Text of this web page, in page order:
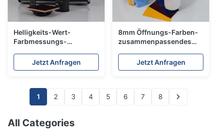
Helligkeits-Wert-
Farbmessungs-
Yxy für Straßen-Linie
Farben
Jetzt Anfragen
8mm Öffnungs-Farben-
zusammenpassendes
NS800 für Farbmessung
Jetzt Anfragen
1 2 3 4 5 6 7 8
All Categories